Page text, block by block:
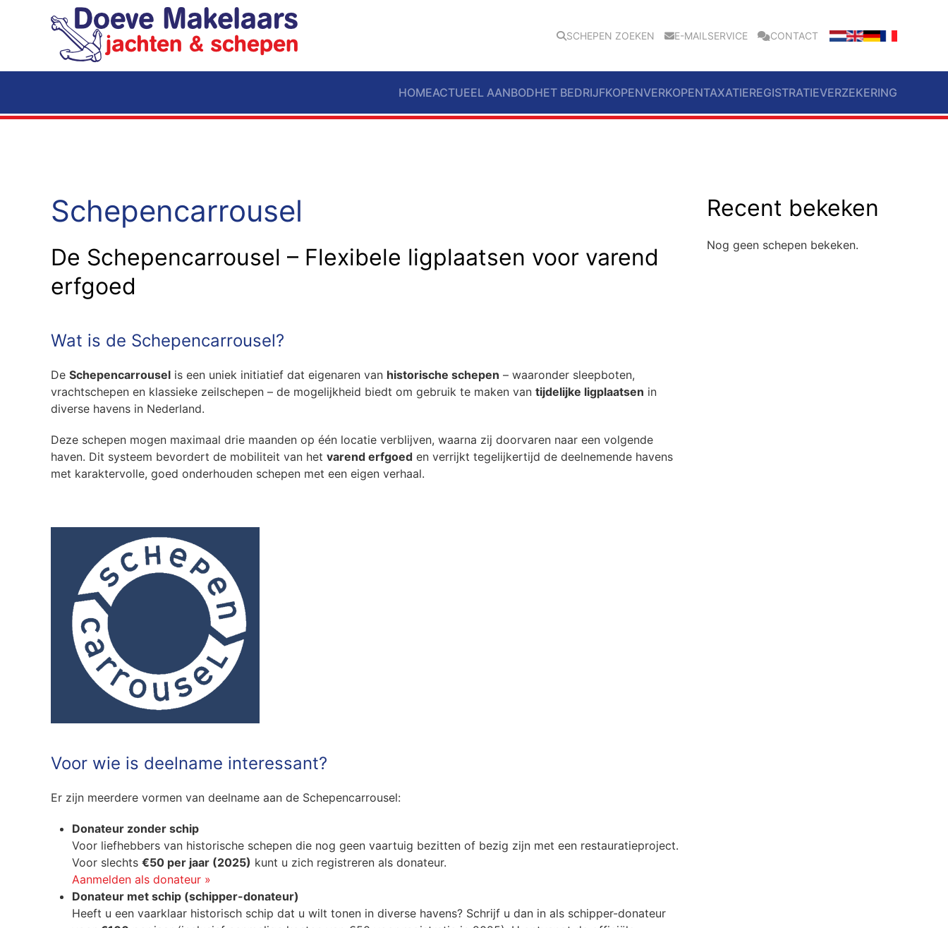
Terug naar hoofdinhoud SCHEPEN ZOEKEN E-MAILSERVICE CONTACT
HOMEACTUEEL AANBODHET BEDRIJFKOPENVERKOPENTAXATIEREGISTRATIEVERZEKERING
Schepencarrousel
De Schepencarrousel – Flexibele ligplaatsen voor varend
erfgoed
Wat is de Schepencarrousel?
De Schepencarrousel is een uniek initiatief dat eigenaren van historische schepen – waaronder sleepboten,
vrachtschepen en klassieke zeilschepen – de mogelijkheid biedt om gebruik te maken van tijdelijke ligplaatsen in
diverse havens in Nederland.
Deze schepen mogen maximaal drie maanden op één locatie verblijven, waarna zij doorvaren naar een volgende
haven. Dit systeem bevordert de mobiliteit van het varend erfgoed en verrijkt tegelijkertijd de deelnemende havens
met karaktervolle, goed onderhouden schepen met een eigen verhaal.
Voor wie is deelname interessant?
Er zijn meerdere vormen van deelname aan de Schepencarrousel:
Donateur zonder schip
Voor liefhebbers van historische schepen die nog geen vaartuig bezitten of bezig zijn met een restauratieproject.
Voor slechts €50 per jaar (2025) kunt u zich registreren als donateur.
Aanmelden als donateur »
Donateur met schip (schipper-donateur)
Heeft u een vaarklaar historisch schip dat u wilt tonen in diverse havens? Schrijf u dan in als schipper-donateur
Recent bekeken
Nog geen schepen bekeken.